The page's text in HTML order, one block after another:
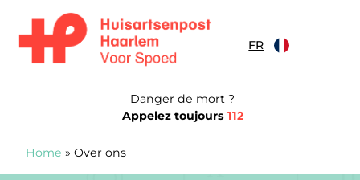
FR
Danger de mort ?
Appelez toujours 112
Home » Over ons